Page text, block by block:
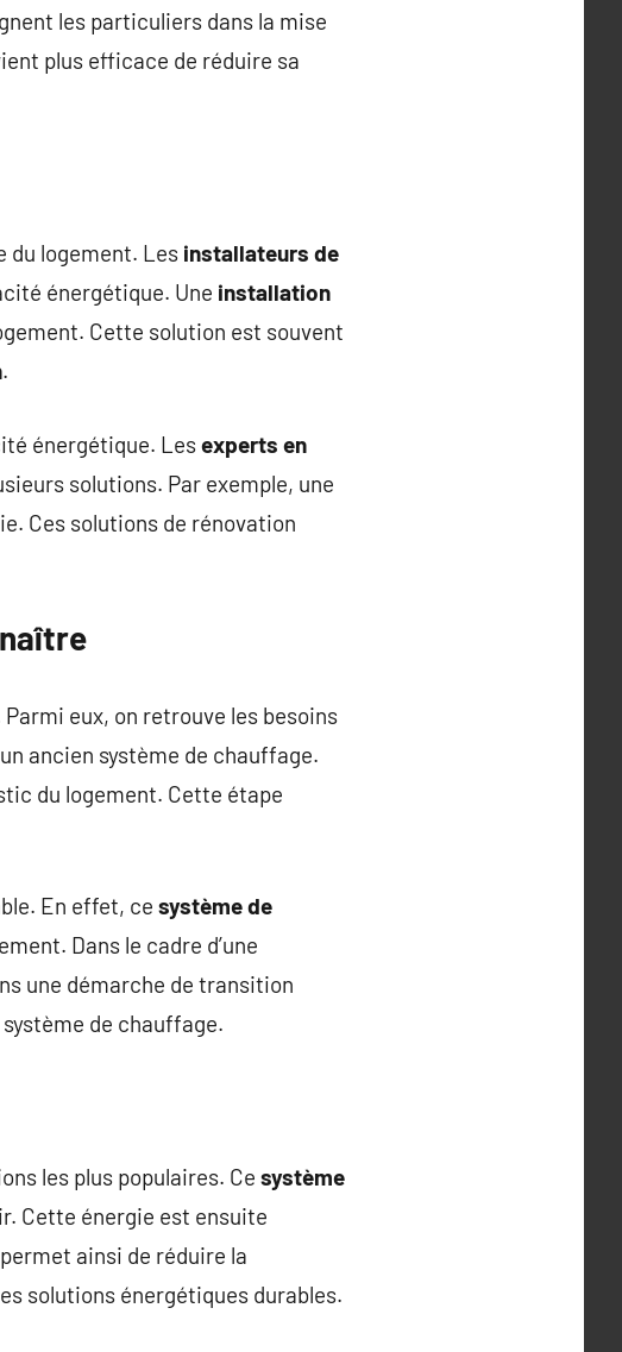
les particuliers dans la mise
plus efficace de réduire sa
du logement. Les installateurs de
énergétique. Une installation
Cette solution est souvent
.
énergétique. Lesexperts en
solutions. Par exemple, une
Ces solutions de rénovation
eux, on retrouve les besoins
ancien système de chauffage.
du logement. Cette étape
En effet, ce système de
Dans le cadre d’une
une démarche de transition
de chauffage.
les plus populaires. Ce système
Cette énergie est ensuite
permet ainsi de réduire la
solutions énergétiques durables.